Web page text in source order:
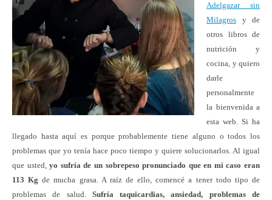
Adelgazar sin
Milagros y de
otros libros de
nutrición y
cocina, y quiero
darle
personalmente
la bienvenida a
esta web. Si ha
llegado hasta aquí es porque probablemente tiene alguno o todos los
problemas que yo tenía hace poco tiempo y quiere solucionarlos. Al igual
que usted,yo sufría de un sobrepeso pronunciado que en mi caso eran
113 Kg de mucha grasa. A raíz de ello, comencé a tener todo tipo de
problemas de salud. Sufría taquicardias, ansiedad, problemas de